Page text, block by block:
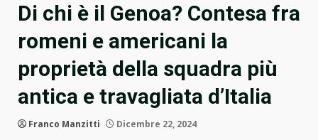
Di chi è il Genoa? Contesa fra
romeni e americani la
proprietà della squadra più
antica e travagliata d’Italia
Franco Manzitti Dicembre 22, 2024